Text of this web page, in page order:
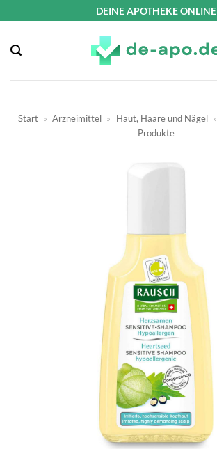
springen
DEINE APOTHEKE ONLINE
Start » Arzneimittel » Haut, Haare und Nägel »
Produkte